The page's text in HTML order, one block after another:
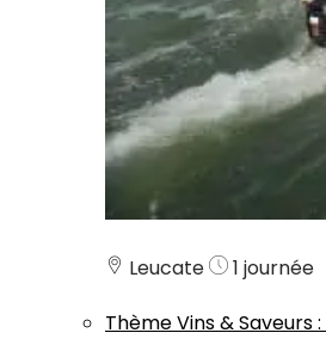
Leucate
1 journée
ThèmeVins & Saveurs: